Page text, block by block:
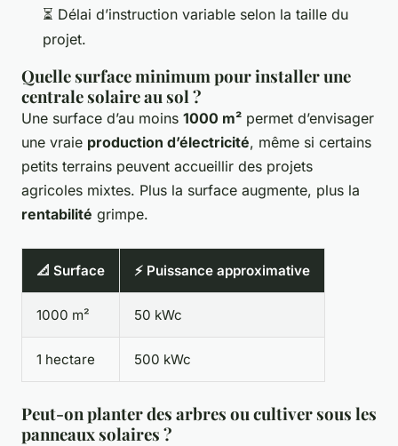
⏳ Délai d’instruction variable selon la taille du
projet.
Quelle surface minimum pour installer une
centrale solaire au sol ?
Une surface d’au moins 1000 m² permet d’envisager
une vraie production d’électricité, même si certains
petits terrains peuvent accueillir des projets
agricoles mixtes. Plus la surface augmente, plus la
rentabilité grimpe.
📐 Surface ⚡ Puissance approximative
1000 m² 50 kWc
1 hectare 500 kWc
Peut-on planter des arbres ou cultiver sous les
panneaux solaires ?